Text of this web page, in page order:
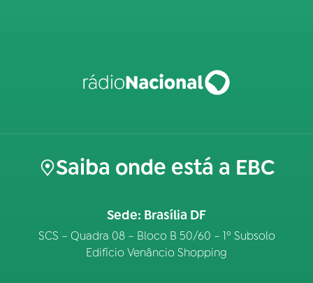
Saiba onde está a EBC
Sede: Brasília DF
SCS – Quadra 08 – Bloco B 50/60 – 1º Subsolo
Edifício Venâncio Shopping